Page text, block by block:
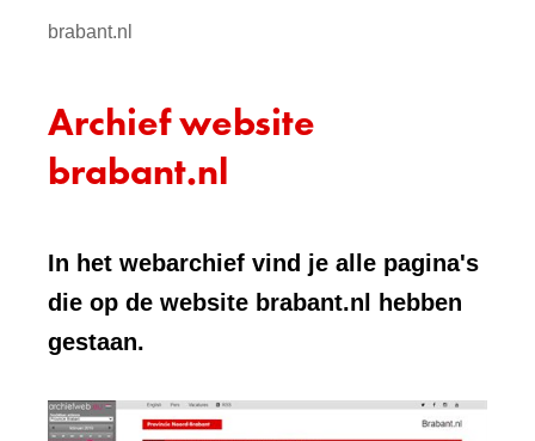
brabant.nl
Archief website
brabant.nl
In het webarchief vind je alle pagina's
die op de website brabant.nl hebben
gestaan.